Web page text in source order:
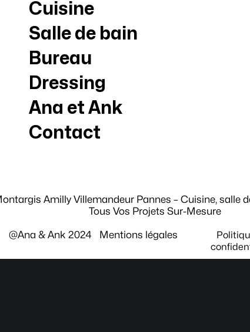
Cuisine
Salle de bain
Bureau
Dressing
Ana et Ank
Contact
Amilly Villemandeur Pannes – Cuisine, salle
Tous Vos Projets Sur-Mesure
@Ana & Ank 2024
Mentions légales